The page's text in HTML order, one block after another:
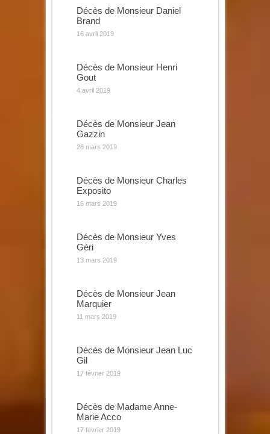
Décès de Monsieur Daniel
Brand
16 avril 2019
Décès de Monsieur Henri
Gout
4 avril 2019
Décès de Monsieur Jean
Gazzin
28 mars 2019
Décès de Monsieur Charles
Exposito
16 mars 2019
Décès de Monsieur Yves
Géri
13 mars 2019
Décès de Monsieur Jean
Marquier
11 mars 2019
Décès de Monsieur Jean Luc
Gil
17 février 2019
Décès de Madame Anne-
Marie Acco
17 février 2019